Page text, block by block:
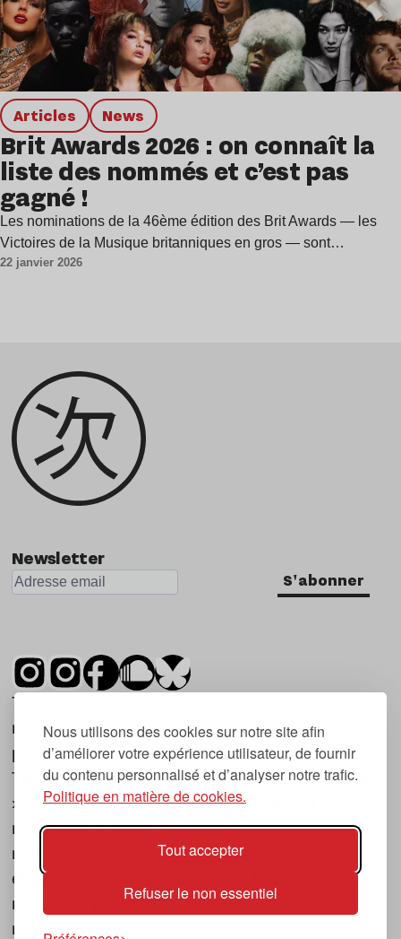
Nous utilisons des cookies sur notre site afin
d’améliorer votre expérience utilisateur, de fournir
du contenu personnalisé et d’analyser notre trafic.
Politique en matière de cookies.
Tout accepter
Refuser le non essentiel
Articles news
Brit Awards 2026 : on connaît la
liste des nommés et c’est pas
gagné !
Les nominations de la 46ème édition des Brit Awards — les
Victoires de la Musique britanniques en gros — sont…
22 janvier 2026
Newsletter
S'abonner
Tsugi est un mensuel indépendant sur la
musique et les nouvelles tendances, dont la
première parution date de 2007.
Tsugi en japonais signifie « prochain », « suivant
», ce qui correspond à la thématique du
magazine, à l’affût des nouvelles tendances
musicales, qu’elles viennent de la musique
électronique, du rock ou du hip hop, et des
nouveaux phénomènes de société liés à la
musique.